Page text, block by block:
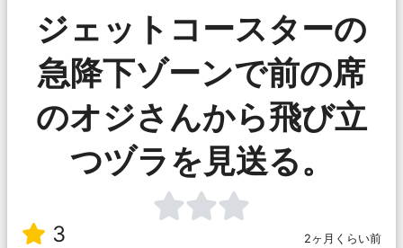
ジェットコースターの
急降下ゾーンで前の席
のオジさんから飛び立
つヅラを見送る。
3 2ヶ月くらい前